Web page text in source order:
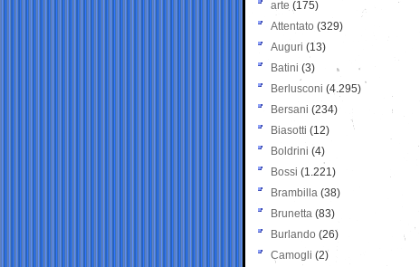
arte (175)
Attentato (329)
Auguri (13)
Batini (3)
Berlusconi (4.295)
Bersani (234)
Biasotti (12)
Boldrini (4)
Bossi (1.221)
Brambilla (38)
Brunetta (83)
Burlando (26)
Camogli (2)